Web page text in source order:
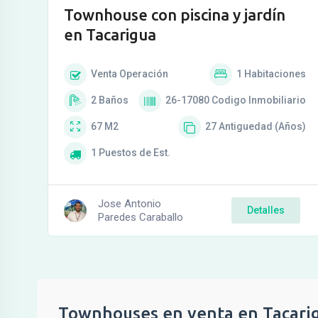
Townhouse con piscina y jardín
en Tacarigua
Venta Operación 1 Habitaciones
2 Baños 26-17080 Codigo Inmobiliario
67 M2 27Antiguedad (Años)
1 Puestos de Est.
Jose Antonio
Paredes Caraballo
Detalles
Townhouses en venta en